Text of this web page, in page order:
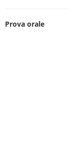
Prova orale